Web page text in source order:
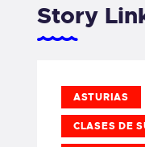
Story
ASTURIAS
CLASES DE